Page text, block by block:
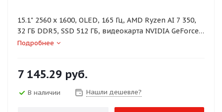
15.1" 2560 x 1600, OLED, 165 Гц, AMD Ryzen AI 7 350,
32 ГБ DDR5, SSD 512 ГБ, видеокарта NVIDIA GeForce
RTX 5070 8 ГБ (TGP 115 Вт), без ОС, цвет крышки
Подробнее
7 145.29 руб.
В наличии Нашли дешевле?